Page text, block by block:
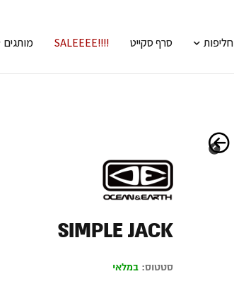
חליפות סרף סקייט !!!!SALEEEE מותגים
SIMPLE JACK
סטטוס: במלאי